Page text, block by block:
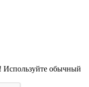
Используйте обычный